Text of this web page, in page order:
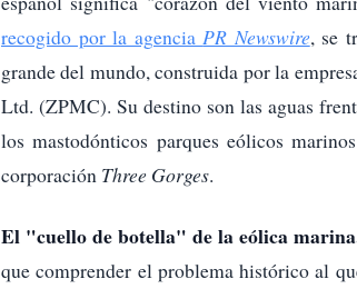
recogido por la agencia PR Newswire, se
grande del mundo, construida por la
Ltd. (ZPMC). Su destino son las aguas
los mastodónticos parques eólicos
corporación Three Gorges.
El "cuello de botella" de la eólica
que comprender el problema histórico al